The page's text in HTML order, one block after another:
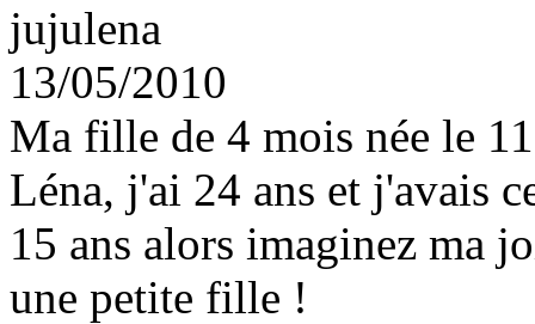
jujulena
13/05/2010
Ma fille de 4 mois née le
Léna, j'ai 24 ans et j'avais
15 ans alors imaginez ma
une petite fille !